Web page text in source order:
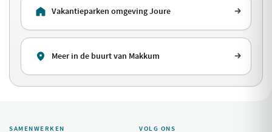
Vakantieparken omgeving Joure
Meer in de buurt van Makkum
SAMENWERKEN VOLG ONS